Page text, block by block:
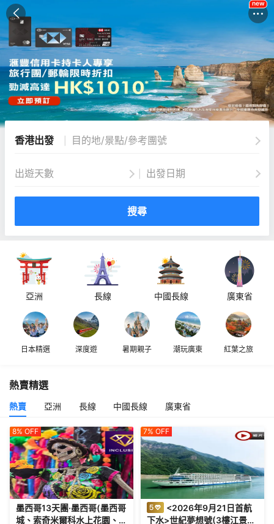
new
香港出發 目的地/景點/參考團號
出遊天數 出發日期
搜尋
亞洲 長線 中國長線 廣東省
日本精選 深度遊 暑期親子 潮玩廣東 紅葉之旅
熱賣精選
熱賣 亞洲 長線 中國長線 廣東省
8% OFF
墨西哥13天團·墨西哥(墨西哥
城、索奇米爾科水上花園、
7% OFF
<2026年9月21日首航
下水>世紀夢想號(3樓江景露